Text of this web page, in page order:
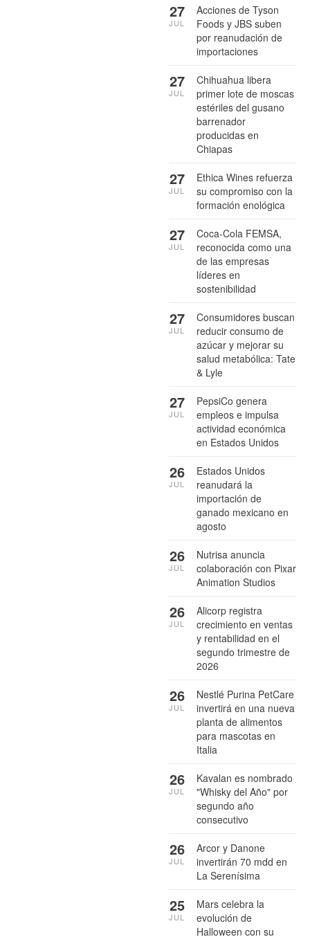
Acciones de Tyson
Foods y JBS suben
por reanudación de
importaciones
27
JUL
Chihuahua libera
primer lote de moscas
estériles del gusano
barrenador
producidas en
Chiapas
27
JUL
Ethica Wines refuerza
su compromiso con la
formación enológica
27
JUL
Coca-Cola FEMSA,
reconocida como una
de las empresas
líderes en
sostenibilidad
27
JUL
Consumidores buscan
reducir consumo de
azúcar y mejorar su
salud metabólica: Tate
& Lyle
27
JUL
PepsiCo genera
empleos e impulsa
actividad económica
en Estados Unidos
27
JUL
Estados Unidos
reanudará la
importación de
ganado mexicano en
agosto
26
JUL
Nutrisa anuncia
colaboración con Pixar
Animation Studios
26
JUL
Alicorp registra
crecimiento en ventas
y rentabilidad en el
segundo trimestre de
2026
26
JUL
Nestlé Purina PetCare
invertirá en una nueva
planta de alimentos
para mascotas en
Italia
26
JUL
Kavalan es nombrado
"Whisky del Año" por
segundo año
consecutivo
26
JUL
Arcor y Danone
invertirán 70 mdd en
La Serenísima
26
JUL
Mars celebra la
evolución de
Halloween con su
25
JUL